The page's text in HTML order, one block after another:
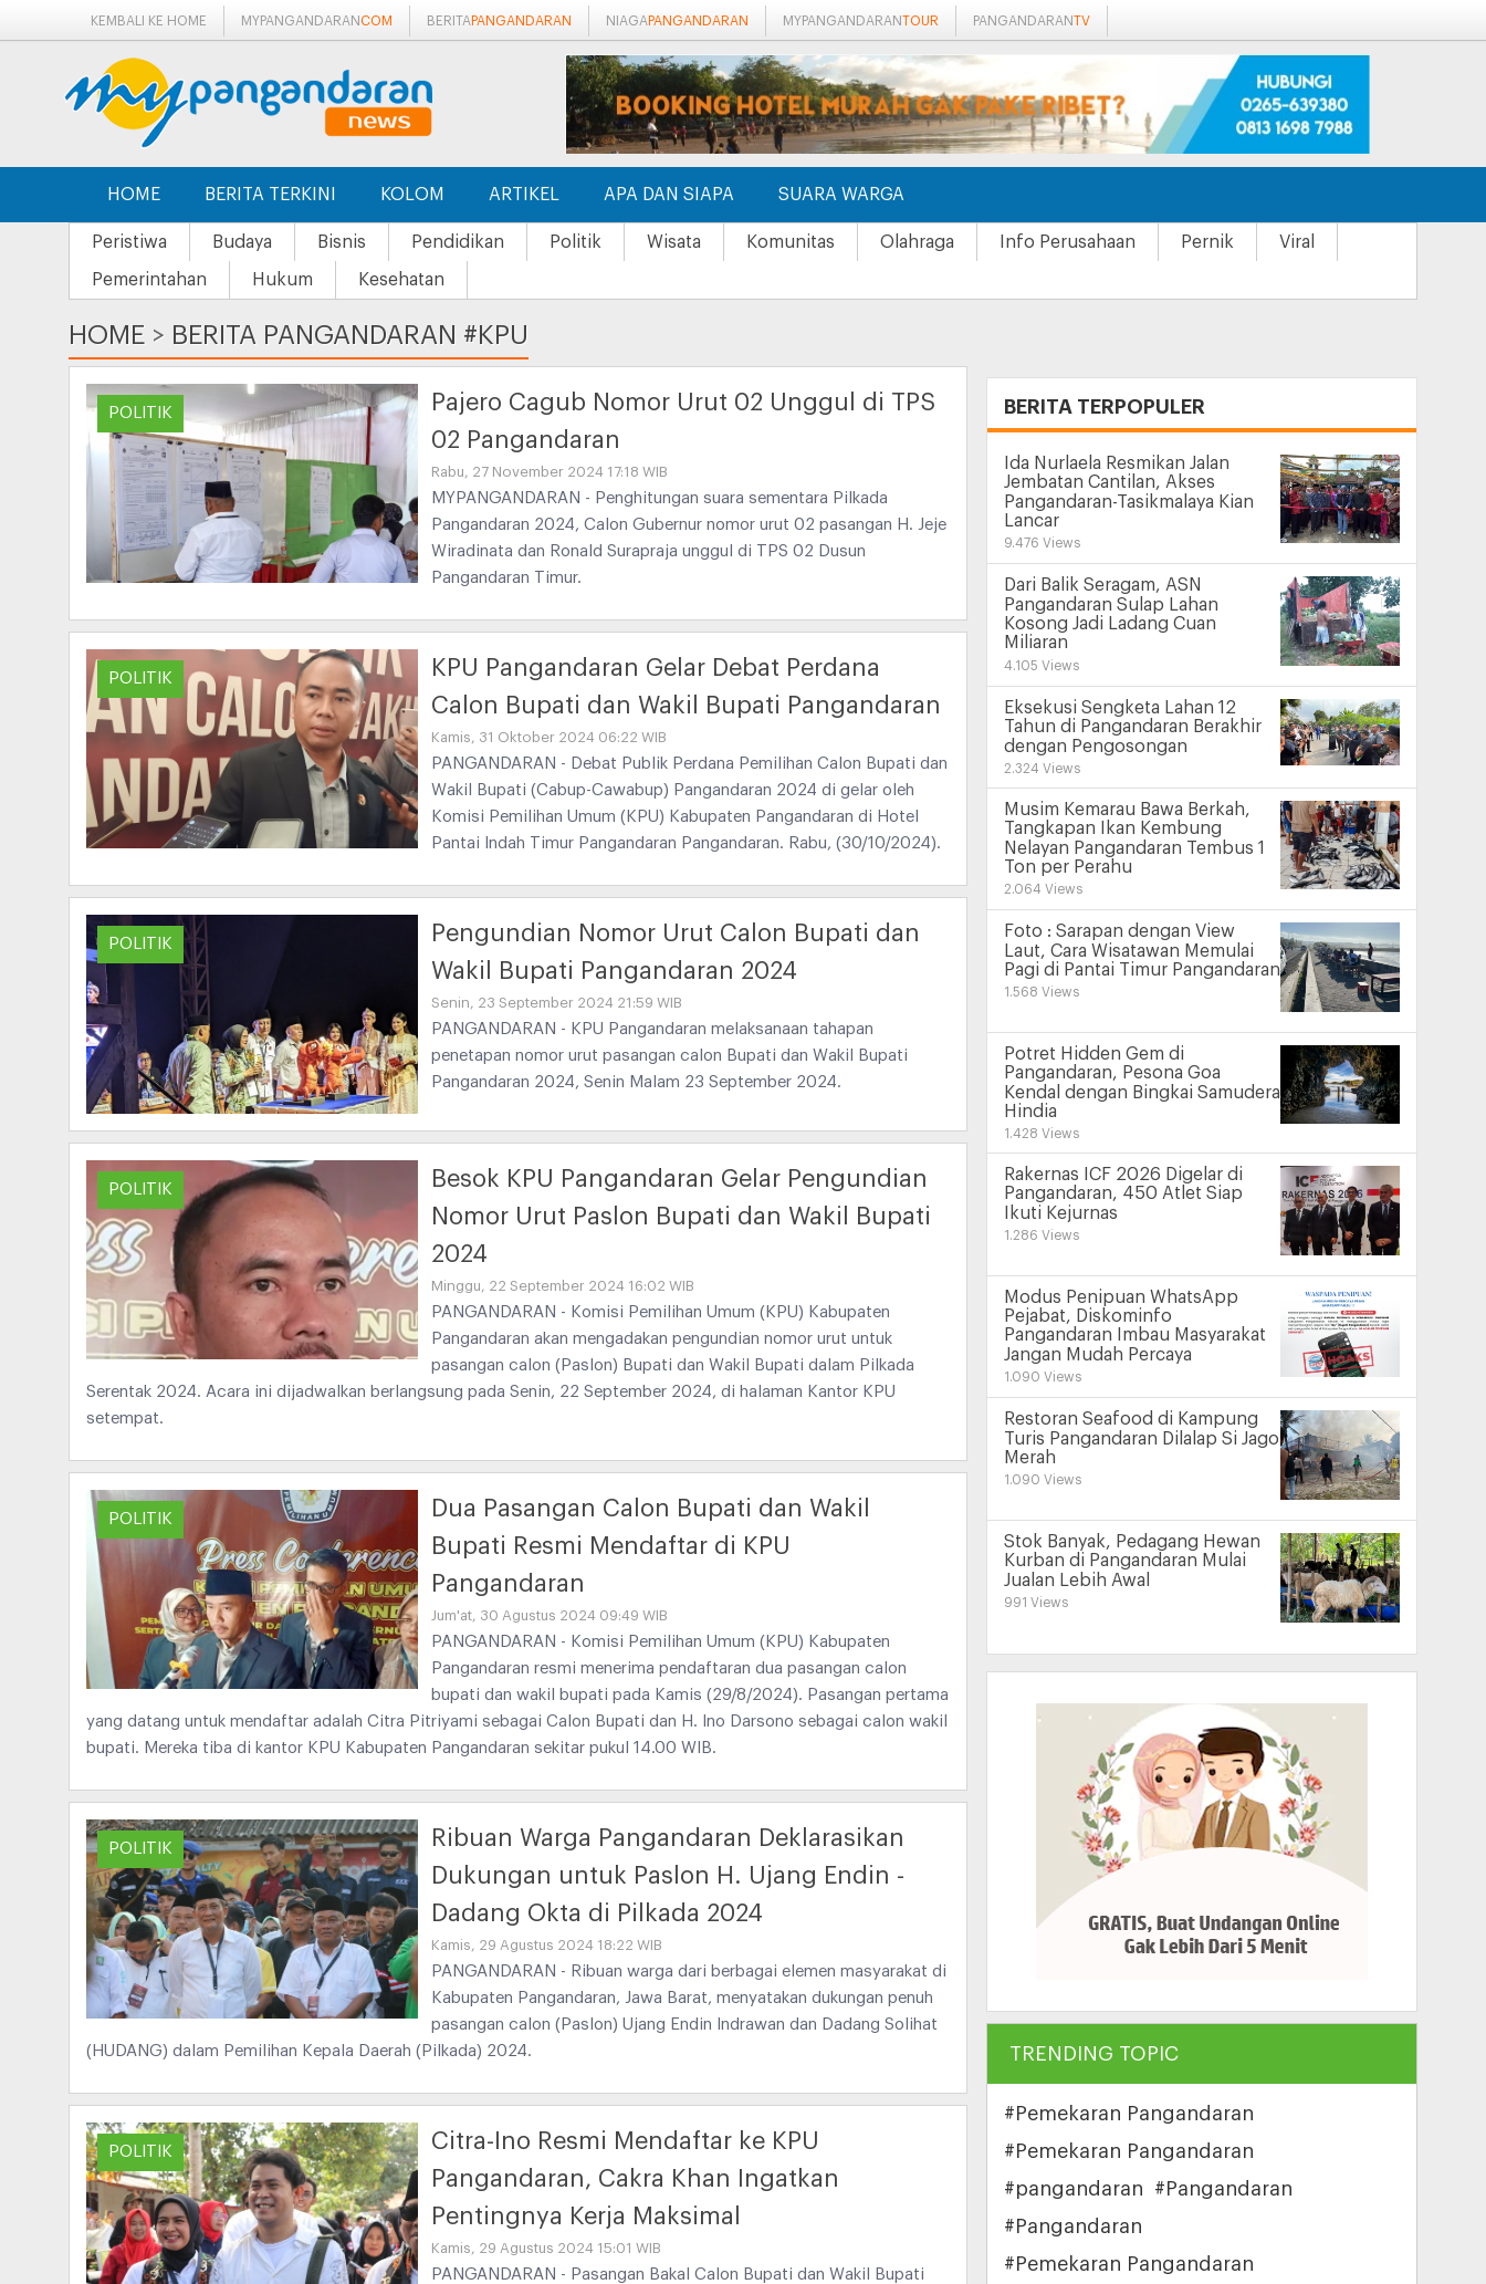
KEMBALI KE HOME MYPANGANDARANCOM BERITA PANGANDARAN NIAGA PANGANDARAN MYPANGANDARANTOUR PANGANDARANTV
HOME BERITA TERKINI KOLOM ARTIKEL APA DAN SIAPA SUARA WARGA
Peristiwa Budaya Bisnis Pendidikan Politik Wisata Komunitas Olahraga Info Perusahaan Pernik Viral
Pemerintahan Hukum Kesehatan
HOME > BERITA PANGANDARAN #KPU
POLITIK
Pajero Cagub Nomor Urut 02 Unggul di TPS
02 Pangandaran
Rabu, 27 November 2024 17:18 WIB
MYPANGANDARAN - Penghitungan suara sementara Pilkada
Pangandaran 2024, Calon Gubernur nomor urut 02 pasangan H. Jeje
Wiradinata dan Ronald Surapraja unggul di TPS 02 Dusun
Pangandaran Timur.
POLITIK
KPU Pangandaran Gelar Debat Perdana
Calon Bupati dan Wakil Bupati Pangandaran
Kamis, 31 Oktober 2024 06:22 WIB
PANGANDARAN - Debat Publik Perdana Pemilihan Calon Bupati dan
Wakil Bupati (Cabup-Cawabup) Pangandaran 2024 di gelar oleh
Komisi Pemilihan Umum (KPU) Kabupaten Pangandaran di Hotel
Pantai Indah Timur Pangandaran Pangandaran. Rabu, (30/10/2024).
POLITIK
Pengundian Nomor Urut Calon Bupati dan
Wakil Bupati Pangandaran 2024
Senin, 23 September 2024 21:59 WIB
PANGANDARAN - KPU Pangandaran melaksanaan tahapan
penetapan nomor urut pasangan calon Bupati dan Wakil Bupati
Pangandaran 2024, Senin Malam 23 September 2024.
POLITIK
Besok KPU Pangandaran Gelar Pengundian
Nomor Urut Paslon Bupati dan Wakil Bupati
2024
Minggu, 22 September 2024 16:02 WIB
PANGANDARAN - Komisi Pemilihan Umum (KPU) Kabupaten
Pangandaran akan mengadakan pengundian nomor urut untuk
pasangan calon (Paslon) Bupati dan Wakil Bupati dalam Pilkada
Serentak 2024. Acara ini dijadwalkan berlangsung pada Senin, 22 September 2024, di halaman Kantor KPU
setempat.
POLITIK
Dua Pasangan Calon Bupati dan Wakil
Bupati Resmi Mendaftar di KPU
Pangandaran
Jum'at, 30 Agustus 2024 09:49 WIB
PANGANDARAN - Komisi Pemilihan Umum (KPU) Kabupaten
Pangandaran resmi menerima pendaftaran dua pasangan calon
bupati dan wakil bupati pada Kamis (29/8/2024). Pasangan pertama
yang datang untuk mendaftar adalah Citra Pitriyami sebagai Calon Bupati dan H. Ino Darsono sebagai calon wakil
bupati. Mereka tiba di kantor KPU Kabupaten Pangandaran sekitar pukul 14.00 WIB.
POLITIK
Ribuan Warga Pangandaran Deklarasikan
Dukungan untuk Paslon H. Ujang Endin -
Dadang Okta di Pilkada 2024
Kamis, 29 Agustus 2024 18:22 WIB
PANGANDARAN - Ribuan warga dari berbagai elemen masyarakat di
Kabupaten Pangandaran, Jawa Barat, menyatakan dukungan penuh
pasangan calon (Paslon) Ujang Endin Indrawan dan Dadang Solihat
(HUDANG) dalam Pemilihan Kepala Daerah (Pilkada) 2024.
POLITIK
Citra-Ino Resmi Mendaftar ke KPU
Pangandaran, Cakra Khan Ingatkan
Pentingnya Kerja Maksimal
Kamis, 29 Agustus 2024 15:01 WIB
PANGANDARAN - Pasangan Bakal Calon Bupati dan Wakil Bupati
BERITA TERPOPULER
Ida Nurlaela Resmikan Jalan
Jembatan Cantilan, Akses
Pangandaran-Tasikmalaya Kian
Lancar
9.476 Views
Dari Balik Seragam, ASN
Pangandaran Sulap Lahan
Kosong Jadi Ladang Cuan
Miliaran
4.105 Views
Eksekusi Sengketa Lahan 12
Tahun di Pangandaran Berakhir
dengan Pengosongan
2.324 Views
Musim Kemarau Bawa Berkah,
Tangkapan Ikan Kembung
Nelayan Pangandaran Tembus 1
Ton per Perahu
2.064 Views
Foto : Sarapan dengan View
Laut, Cara Wisatawan Memulai
Pagi di Pantai Timur Pangandaran
1.568 Views
Potret Hidden Gem di
Pangandaran, Pesona Goa
Kendal dengan Bingkai Samudera
Hindia
1.428 Views
Rakernas ICF 2026 Digelar di
Pangandaran, 450 Atlet Siap
Ikuti Kejurnas
1.286 Views
Modus Penipuan WhatsApp
Pejabat, Diskominfo
Pangandaran Imbau Masyarakat
Jangan Mudah Percaya
1.090 Views
Restoran Seafood di Kampung
Turis Pangandaran Dilalap Si Jago
Merah
1.090 Views
Stok Banyak, Pedagang Hewan
Kurban di Pangandaran Mulai
Jualan Lebih Awal
991 Views
TRENDING TOPIC
#Pemekaran Pangandaran
#Pemekaran Pangandaran
#pangandaran
#Pangandaran
#Pangandaran
#Pemekaran Pangandaran